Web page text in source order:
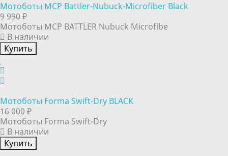
Мотоботы MCP Battler-Nubuck-Microfiber Black
9 990 ₽
Мотоботы MCP BATTLER Nubuck Microfibe
В наличии
Купить
Мотоботы Forma Swift-Dry BLACK
16 000 ₽
Мотоботы Forma Swift-Dry
В наличии
Купить